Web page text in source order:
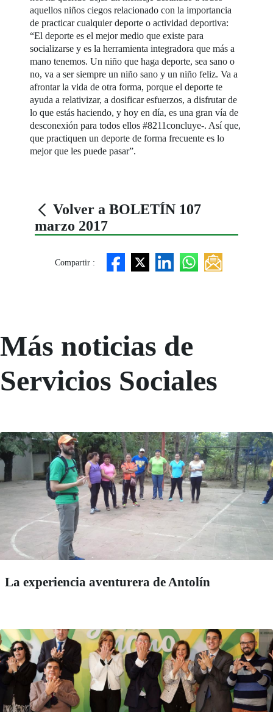
aquellos niños ciegos relacionado con la importancia
de practicar cualquier deporte o actividad deportiva:
“El deporte es el mejor medio que existe para
socializarse y es la herramienta integradora que más a
mano tenemos. Un niño que haga deporte, sea sano o
no, va a ser siempre un niño sano y un niño feliz. Va a
afrontar la vida de otra forma, porque el deporte te
ayuda a relativizar, a dosificar esfuerzos, a disfrutar de
lo que estás haciendo, y hoy en día, es una gran vía de
desconexión para todos ellos #8211concluye-. Así que,
que practiquen un deporte de forma frecuente es lo
mejor que les puede pasar”.
Volver a BOLETÍN 107
marzo 2017
Compartir :
Más noticias de
Servicios Sociales
La experiencia aventurera de Antolín